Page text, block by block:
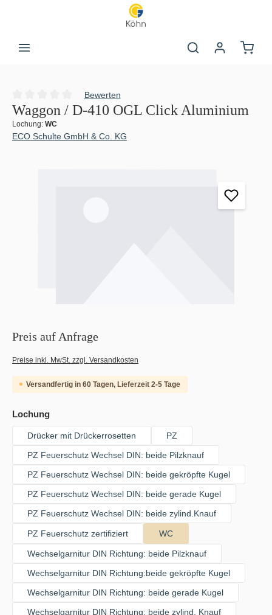
Durchschnittliche Bewertung von 0 von 5 Sternen
Bewerten
Waggon / D-410 OGL Click Aluminium
Lochung: WC
ECO Schulte GmbH & Co. KG
Preis auf Anfrage
Preise inkl. MwSt. zzgl. Versandkosten
Versandfertig in 60 Tagen, Lieferzeit 2-5 Tage
Lochungauswählen
Drücker mit Drückerrosetten
PZ
PZ Feuerschutz Wechsel DIN: beide Pilzknauf
PZ Feuerschutz Wechsel DIN: beide gekröpfte Kugel
PZ Feuerschutz Wechsel DIN: beide gerade Kugel
PZ Feuerschutz Wechsel DIN: beide zylind.Knauf
PZ Feuerschutz zertifiziert WC
Wechselgarnitur DIN Richtung: beide Pilzknauf
Wechselgarnitur DIN Richtung:beide gekröpfte Kugel
Wechselgarnitur DIN Richtung: beide gerade Kugel
Wechselgarnitur DIN Richtung: beide zylind. Knauf